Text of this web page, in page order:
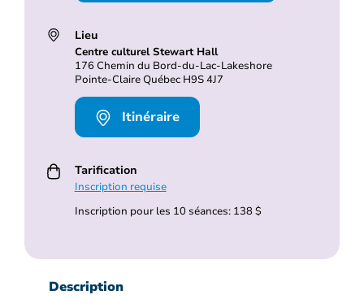
Lieu
Centre culturel Stewart Hall
176 Chemin du Bord-du-Lac-Lakeshore
Pointe-Claire Québec H9S 4J7
Itinéraire
Tarification
Inscription requise
Inscription pour les 10 séances: 138 $
Description